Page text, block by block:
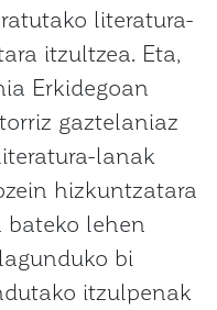
literatura-
itzultzea. Eta,
Erkidegoan
gaztelaniaz
lanak
hizkuntzatara
lehen
bi
itzulpenak